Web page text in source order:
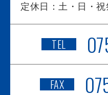
定休日： 土・日・祝
TEL
FAX